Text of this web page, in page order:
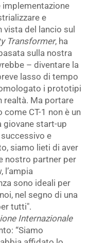
implementazione
e
del lancio sul
Transformer, ha
sulla nostra
– diventare la
lasso di tempo
i prototipi
realtà. Ma portare
CT-1 non è un
start-up
e
siamo lieti di aver
nostro partner per
l’ampia
sono ideali per
nel segno di una
tutti".
Internazionale
“Siamo